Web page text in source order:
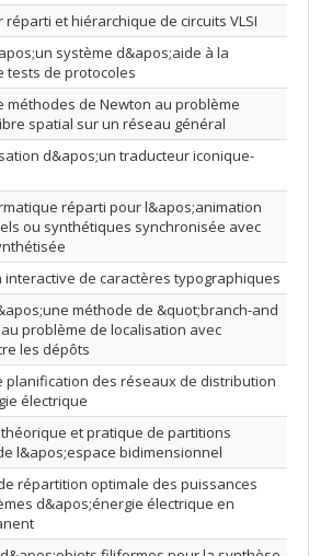
réparti et hiérarchique de circuits VLSI
système d&apos;aide à la
tests de protocoles
méthodes de Newton au problème
spatial sur un réseau général
d&apos;un traducteur iconique-
réparti pour l&apos;animation
ou synthétiques synchronisée avec
interactive de caractères typographiques
méthode de &quot;branch-and
problème de localisation avec
les dépôts
planification des réseaux de distribution
électrique
et pratique de partitions
l&apos;espace bidimensionnel
répartition optimale des puissances
d&apos;énergie électrique en